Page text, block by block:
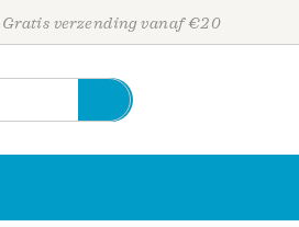
Gratis verzending vanaf €20